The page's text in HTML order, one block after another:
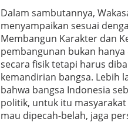
Dalam sambutannya,
menyampaikan sesuai
Membangun Karakter dan
pembangunan bukan
secara fisik tetapi harus
kemandirian bangsa. Lebih
bahwa bangsa Indonesia
politik, untuk itu
mau dipecah-belah, jaga